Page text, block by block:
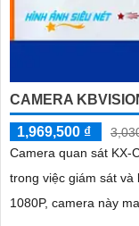
CAMERA
1,969,500 ₫
Camera quan sát KX-
trong việc giám sát và bảo vệ. Với công nghệ
1080P, camera này